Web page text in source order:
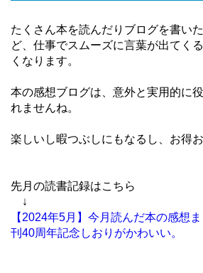
たくさん本を読んだりブログを書い
ど、仕事でスムーズに言葉が出てく
くなります。
本の感想ブログは、意外と実用的に
れませんね。
楽しいし暇つぶしにもなるし、お得お
先月の読書記録はこちら
↓
【2024年5月】今月読んだ本の感想
刊40周年記念しおりがかわいい。